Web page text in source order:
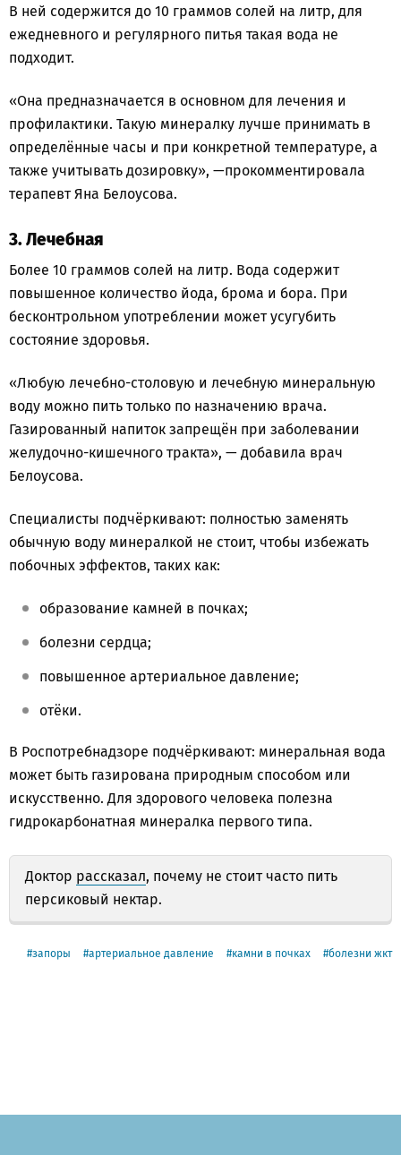
В ней содержится до 10 граммов солей на литр, для
ежедневного и регулярного питья такая вода не
подходит.
«Она предназначается в основном для лечения и
профилактики. Такую минералку лучше принимать в
определённые часы и при конкретной температуре, а
также учитывать дозировку», —прокомментировала
терапевт Яна Белоусова.
3. Лечебная
Более 10 граммов солей на литр. Вода содержит
повышенное количество йода, брома и бора. При
бесконтрольном употреблении может усугубить
состояние здоровья.
«Любую лечебно-столовую и лечебную минеральную
воду можно пить только по назначению врача.
Газированный напиток запрещён при заболевании
желудочно-кишечного тракта», — добавила врач
Белоусова.
Специалисты подчёркивают: полностью заменять
обычную воду минералкой не стоит, чтобы избежать
побочных эффектов, таких как:
образование камней в почках;
болезни сердца;
повышенное артериальное давление;
отёки.
В Роспотребнадзоре подчёркивают: минеральная вода
может быть газирована природным способом или
искусственно. Для здорового человека полезна
гидрокарбонатная минералка первого типа.
Доктор рассказал, почему не стоит часто пить
персиковый нектар.
запоры артериальное давление камни в почках болезни жкт